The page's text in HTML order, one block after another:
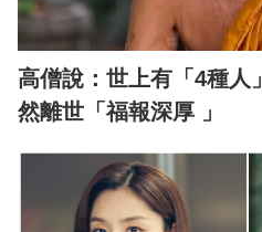
高僧說：世上有「4種人
然離世「福報深厚 」